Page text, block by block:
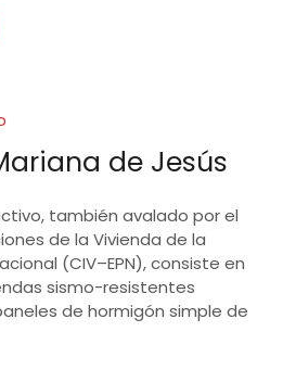
de Jesús
también avalado por el
de la Vivienda de la
(CIV–EPN), consiste en
sismo-resistentes
de hormigón simple de